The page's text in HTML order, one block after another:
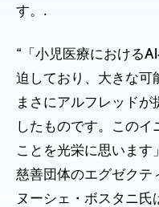
す。.
“「小児医療における
迫しており、大きな可
まさにアルフレッドが
したものです。このイ
ことを光栄に思います
慈善団体のエグゼクテ
ヌーシェ・ボスタニ氏